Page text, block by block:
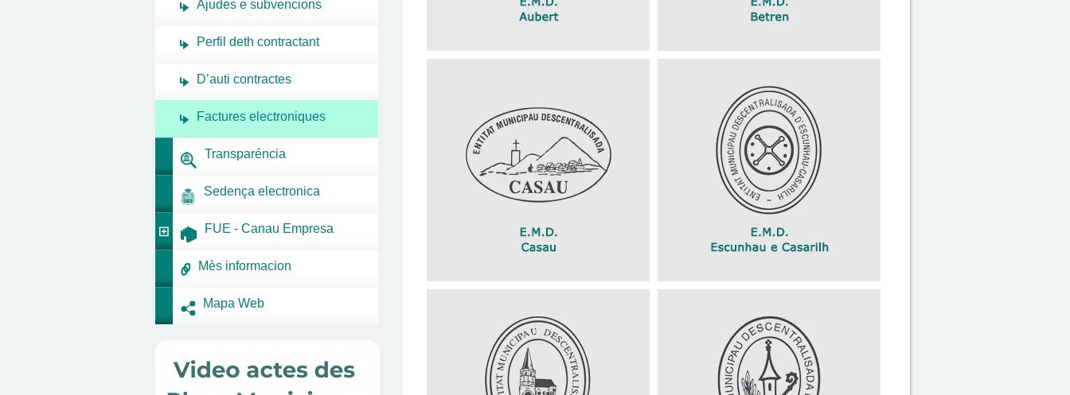
Ajudes e subvencions
Perfil deth contractant
D’auti contractes
Factures electroniques
Transparéncia
Sedença electronica
FUE - Canau Empresa
Mès informacion
Mapa Web